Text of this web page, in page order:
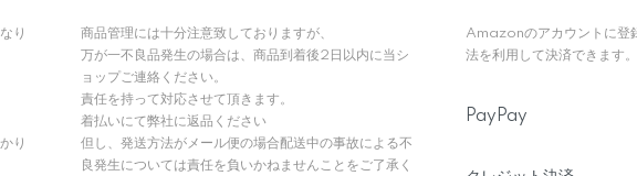
り
り
商品管理には十分注意致しておりますが、
万が一不良品発生の場合は、商品到着後2日以内に当シ
ョップご連絡ください。
責任を持って対応させて頂きます。
着払いにて弊社に返品ください
但し、発送方法がメール便の場合配送中の事故による不
良発生については責任を負いかねませんことをご了承く
Amazonのアカウントに登
法を利用して決済できます。
PayPay